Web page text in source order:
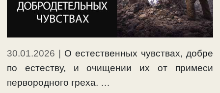
30.01.2026
О естественных чувствах, добре
по естеству, и очищении их от примеси
первородного греха. …